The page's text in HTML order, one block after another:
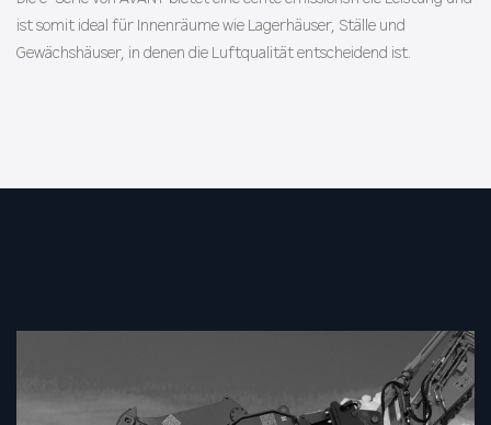
ist somit ideal für Innenräume wie Lagerhäuser, Ställe und
Gewächshäuser, in denen die Luftqualität entscheidend ist.